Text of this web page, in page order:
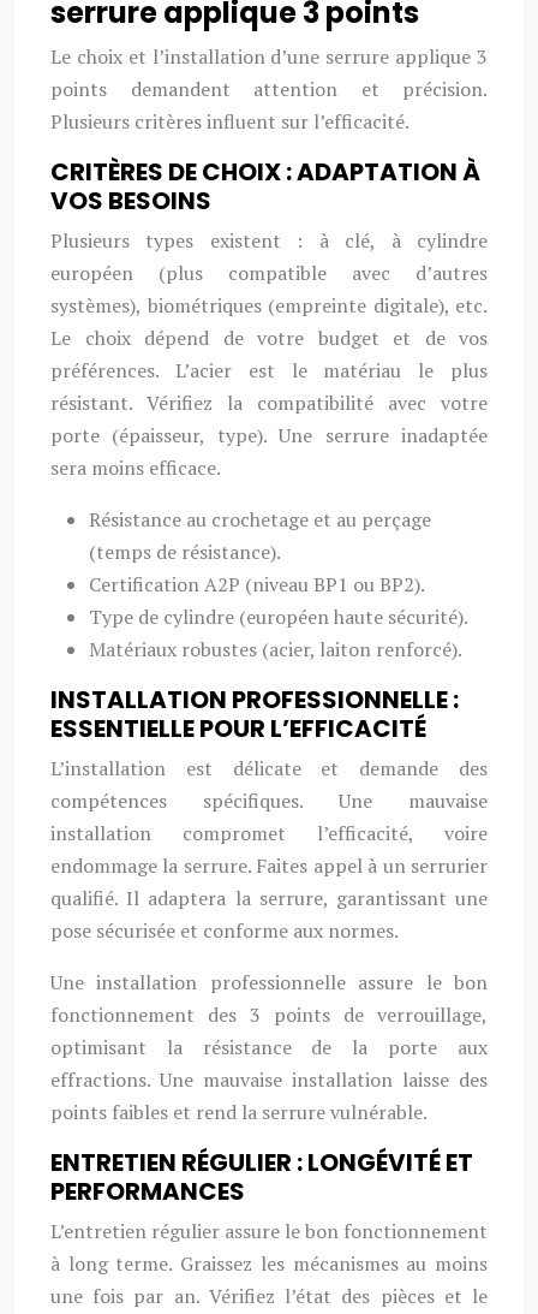
serrure applique 3 points
Le choix et l’installation d’une serrure applique 3
points demandent attention et précision.
Plusieurs critères influent sur l’efficacité.
CRITÈRES DE CHOIX : ADAPTATION À
VOS BESOINS
Plusieurs types existent : à clé, à cylindre
européen (plus compatible avec d’autres
systèmes), biométriques (empreinte digitale), etc.
Le choix dépend de votre budget et de vos
préférences. L’acier est le matériau le plus
résistant. Vérifiez la compatibilité avec votre
porte (épaisseur, type). Une serrure inadaptée
sera moins efficace.
Résistance au crochetage et au perçage
(temps de résistance).
Certification A2P (niveau BP1 ou BP2).
Type de cylindre (européen haute sécurité).
Matériaux robustes (acier, laiton renforcé).
INSTALLATION PROFESSIONNELLE :
ESSENTIELLE POUR L’EFFICACITÉ
L’installation est délicate et demande des
compétences spécifiques. Une mauvaise
installation compromet l’efficacité, voire
endommage la serrure. Faites appel à un serrurier
qualifié. Il adaptera la serrure, garantissant une
pose sécurisée et conforme aux normes.
Une installation professionnelle assure le bon
fonctionnement des 3 points de verrouillage,
optimisant la résistance de la porte aux
effractions. Une mauvaise installation laisse des
points faibles et rend la serrure vulnérable.
ENTRETIEN RÉGULIER : LONGÉVITÉ ET
PERFORMANCES
L’entretien régulier assure le bon fonctionnement
à long terme. Graissez les mécanismes au moins
une fois par an. Vérifiez l’état des pièces et le